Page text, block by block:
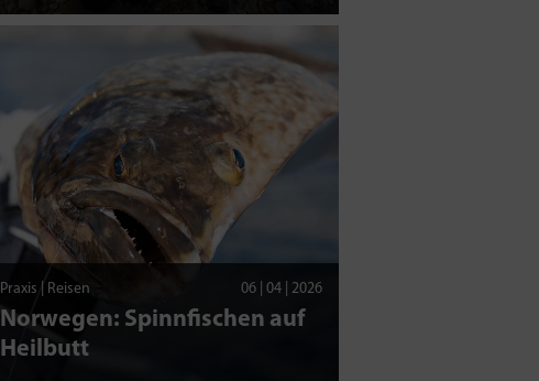
Praxis | Reisen 06 | 04 | 2026
Norwegen: Spinnfischen auf
Heilbutt